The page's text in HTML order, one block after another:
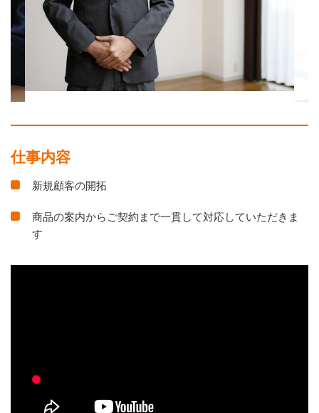
仕事内容
新規顧客の開拓
商品の案内からご契約まで一貫して対応していただきま
す